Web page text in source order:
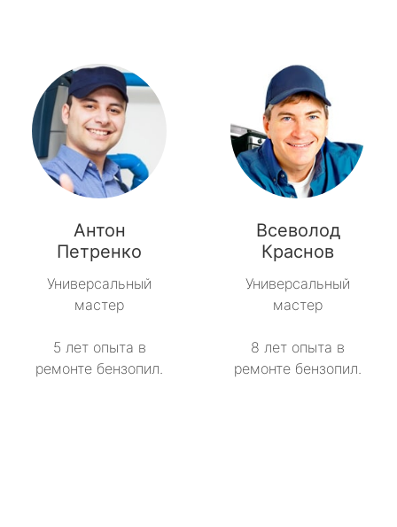
Антон
Петренко
Универсальный
мастер
5 лет опыта в
ремонте бензопил.
Всеволод
Краснов
Универсальный
мастер
8 лет опыта в
ремонте бензопил.